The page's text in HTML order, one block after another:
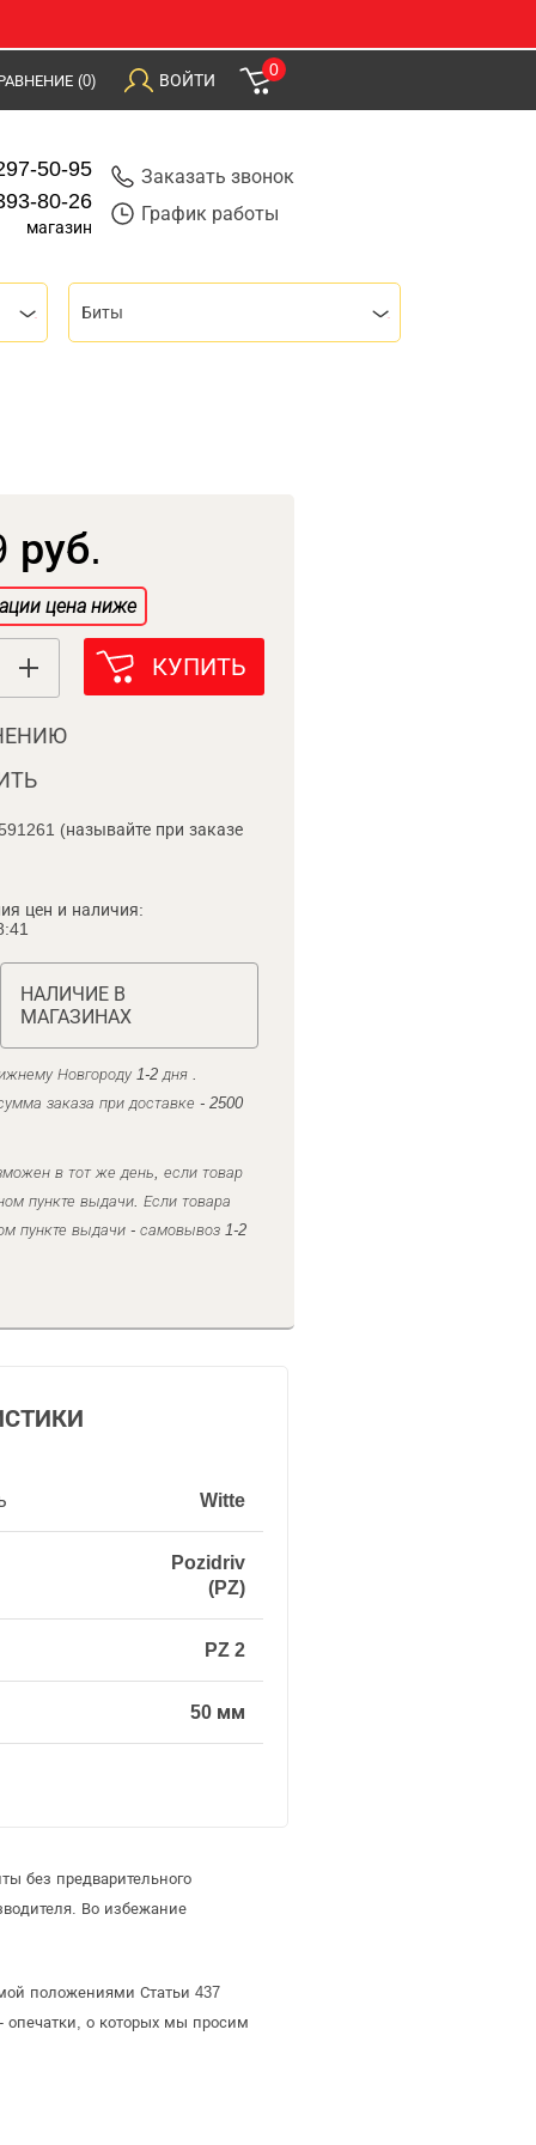
(0) ВОЙТИ
0
50-95
80-26
магазин
Заказать звонок
График работы
Биты
руб.
цена ниже
КУПИТЬ
(называйте при заказе
цен и наличия:
НАЛИЧИЕ В
МАГАЗИНАХ
Новгороду 1-2 дня .
заказа при доставке - 2500
в тот же день, если товар
пункте выдачи. Если товара
пункте выдачи - самовывоз 1-2
Witte
Pozidriv
(PZ)
PZ 2
50 мм
без предварительного
Во избежание
положениями Статьи 437
опечатки, о которых мы просим